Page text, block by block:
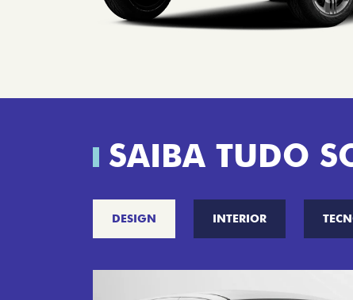
SAIBA TUDO
DESIGN INTERIOR